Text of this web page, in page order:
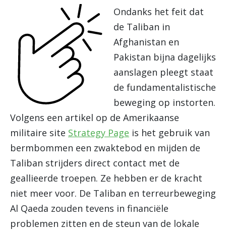
Ondanks het feit dat
de Taliban in
Afghanistan en
Pakistan bijna dagelijks
aanslagen pleegt staat
de fundamentalistische
beweging op instorten.
Volgens een artikel op de Amerikaanse
militaire site Strategy Page is het gebruik van
bermbommen een zwaktebod en mijden de
Taliban strijders direct contact met de
geallieerde troepen. Ze hebben er de kracht
niet meer voor. De Taliban en terreurbeweging
Al Qaeda zouden tevens in financiële
problemen zitten en de steun van de lokale